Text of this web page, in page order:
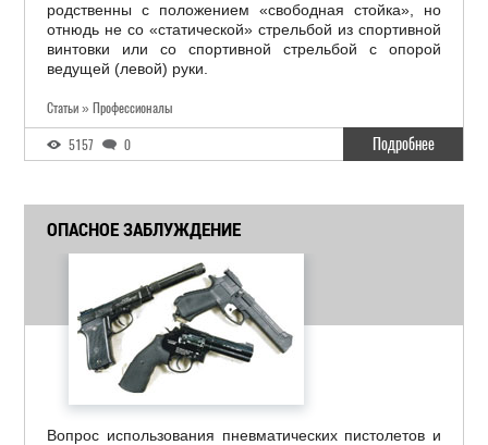
родственны с положением «свободная стойка», но
отнюдь не со «статической» стрельбой из спортивной
винтовки или со спортивной стрельбой с опорой
ведущей (левой) руки.
Статьи » Профессионалы
5157 0 Подробнее
ОПАСНОЕ ЗАБЛУЖДЕНИЕ
Вопрос использования пневматических пистолетов и